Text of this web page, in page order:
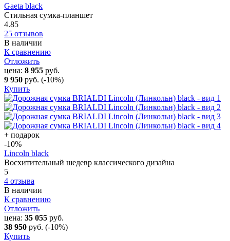
Gaeta black
Стильная сумка-планшет
4.85
25 отзывов
В наличии
К сравнению
Отложить
цена: 8 955 руб.
9 950 руб. (-10%)
Купить
+ подарок
-10%
Lincoln black
Восхитительный шедевр классического дизайна
5
4 отзыва
В наличии
К сравнению
Отложить
цена: 35 055 руб.
38 950 руб. (-10%)
Купить